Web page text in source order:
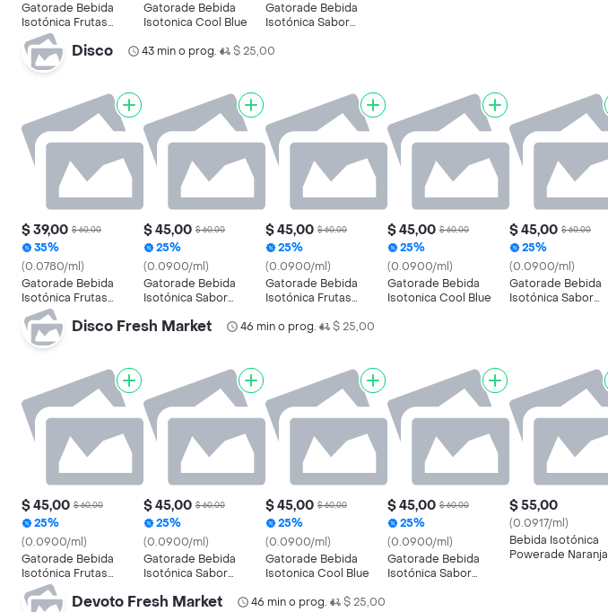
Gatorade Bebida
Isotónica Frutas
Tropicales
Gatorade Bebida
Isotonica Cool Blue
Gatorade Bebida
Isotónica Sabor
Disco 43 min o prog.• $ 25,00
$ 39,00 $ 60,00
35%
(0.0780/ml)
Gatorade Bebida
Isotónica Frutas
Citricas
$ 45,00 $ 60,00
25%
(0.0900/ml)
Gatorade Bebida
Isotónica Sabor
$ 45,00 $ 60,00
25%
(0.0900/ml)
Gatorade Bebida
Isotónica Frutas
$ 45,00 $ 60,00
25%
(0.0900/ml)
Gatorade Bebida
Isotonica Cool Blue
$ 45,00 $ 60,00
25%
(0.0900/ml)
Gatorade Bebida
Isotónica Sabor
Disco Fresh Market 46 min o prog.• $ 25,00
$ 45,00 $ 60,00
25%
(0.0900/ml)
Gatorade Bebida
Isotónica Frutas
Tropicales
$ 45,00 $ 60,00
25%
(0.0900/ml)
Gatorade Bebida
Isotónica Sabor
$ 45,00 $ 60,00
25%
(0.0900/ml)
Gatorade Bebida
Isotonica Cool Blue
$ 45,00 $ 60,00
25%
(0.0900/ml)
Gatorade Bebida
Isotónica Sabor
$ 55,00
(0.0917/ml)
Bebida Isotónica
Powerade Naranja
Devoto Fresh Market 46 min o prog.• $ 25,00